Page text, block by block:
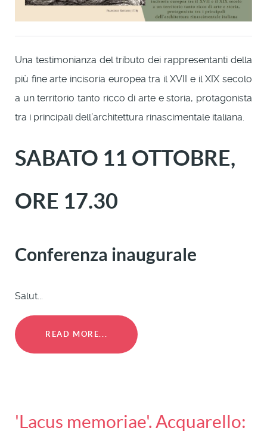
Una testimonianza del tributo dei rappresentanti della
più fine arte incisoria europea tra il XVII e il XIX secolo
a un territorio tanto ricco di arte e storia, protagonista
tra i principali dell’architettura rinascimentale italiana.
SABATO 11 OTTOBRE,
ORE 17.30
Conferenza inaugurale
Salut...
READ MORE...
'Lacus memoriae'. Acquarello: